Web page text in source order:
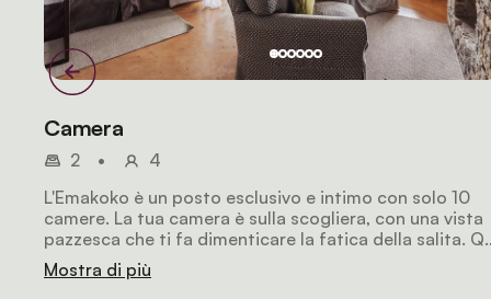
Camera
2 •
4
L'Emakoko è un posto esclusivo e intimo con solo 10
camere. La tua camera è sulla scogliera, con una vista
pazzesca che ti fa dimenticare la fatica della salita.
ti godrai un ambiente tranquillo e intimo, perfetto per
una vacanza rilassante.
Mostra di più